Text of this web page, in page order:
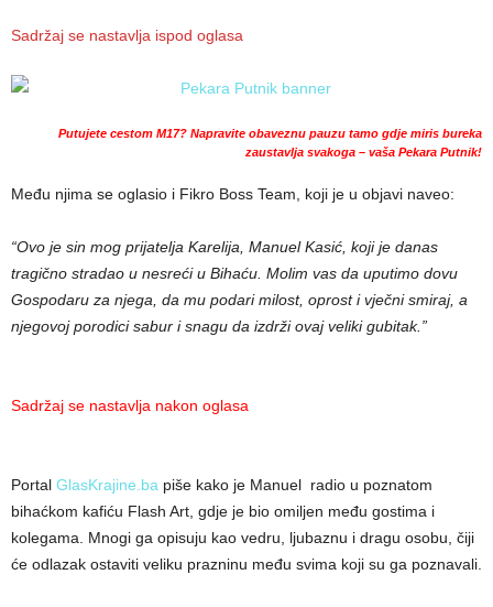
Sadržaj se nastavlja ispod oglasa
Putujete cestom M17? Napravite obaveznu pauzu tamo gdje miris bureka
zaustavlja svakoga – vaša Pekara Putnik!
Među njima se oglasio i Fikro Boss Team, koji je u objavi naveo:
“Ovo je sin mog prijatelja Karelija, Manuel Kasić, koji je danas
tragično stradao u nesreći u Bihaću. Molim vas da uputimo dovu
Gospodaru za njega, da mu podari milost, oprost i vječni smiraj, a
njegovoj porodici sabur i snagu da izdrži ovaj veliki gubitak.”
Sadržaj se nastavlja nakon oglasa
Portal GlasKrajine.ba piše kako je Manuel radio u poznatom
bihaćkom kafiću Flash Art, gdje je bio omiljen među gostima i
kolegama. Mnogi ga opisuju kao vedru, ljubaznu i dragu osobu, čiji
će odlazak ostaviti veliku prazninu među svima koji su ga poznavali.